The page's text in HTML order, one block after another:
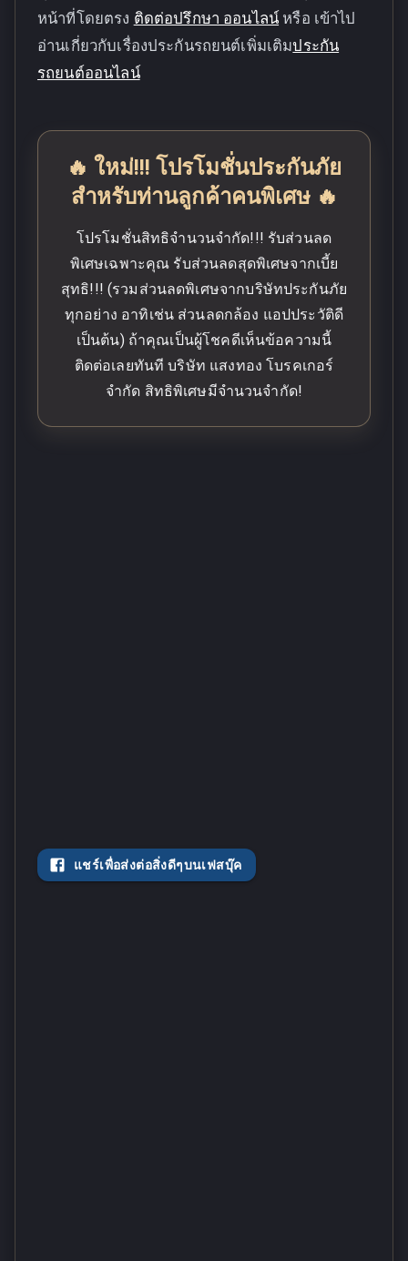
หน้าที่โดยตรง ติดต่อปรึกษา ออนไลน์ หรือ เข้าไป
อ่านเกี่ยวกับเรื่องประกันรถยนต์เพิ่มเติมประกัน
รถยนต์ออนไลน์
🔥 ใหม่!!! โปรโมชั่นประกันภัย
สำหรับท่านลูกค้าคนพิเศษ 🔥
โปรโมชั่นสิทธิจำนวนจำกัด!!! รับส่วนลด
พิเศษเฉพาะคุณ รับส่วนลดสุดพิเศษจากเบี้ย
สุทธิ!!! (รวมส่วนลดพิเศษจากบริษัทประกันภัย
ทุกอย่าง อาทิเช่น ส่วนลดกล้อง แอปประวัติดี
เป็นต้น) ถ้าคุณเป็นผู้โชคดีเห็นข้อความนี้
ติดต่อเลยทันที บริษัท แสงทอง โบรคเกอร์
จำกัด สิทธิพิเศษมีจำนวนจำกัด!
แชร์เพื่อส่งต่อสิ่งดีๆบนเฟสบุ๊ค